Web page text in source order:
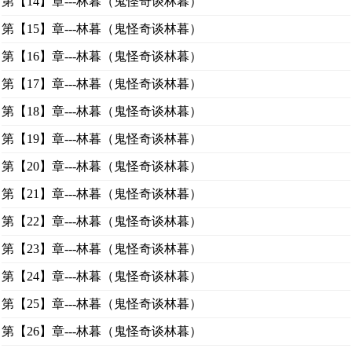
第【15】章---林暮（鬼怪奇谈林暮）
第【16】章---林暮（鬼怪奇谈林暮）
第【17】章---林暮（鬼怪奇谈林暮）
第【18】章---林暮（鬼怪奇谈林暮）
第【19】章---林暮（鬼怪奇谈林暮）
第【20】章---林暮（鬼怪奇谈林暮）
第【21】章---林暮（鬼怪奇谈林暮）
第【22】章---林暮（鬼怪奇谈林暮）
第【23】章---林暮（鬼怪奇谈林暮）
第【24】章---林暮（鬼怪奇谈林暮）
第【25】章---林暮（鬼怪奇谈林暮）
第【26】章---林暮（鬼怪奇谈林暮）